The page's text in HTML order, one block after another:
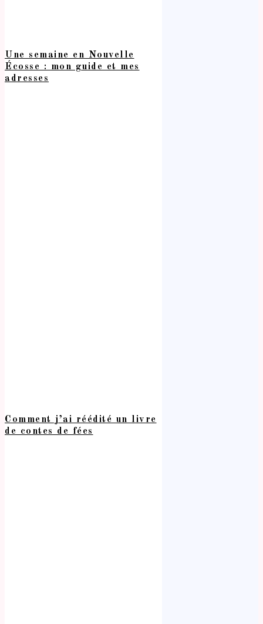
Une semaine en Nouvelle
Écosse : mon guide et mes
adresses
Comment j’ai réédité un livre
de contes de fées